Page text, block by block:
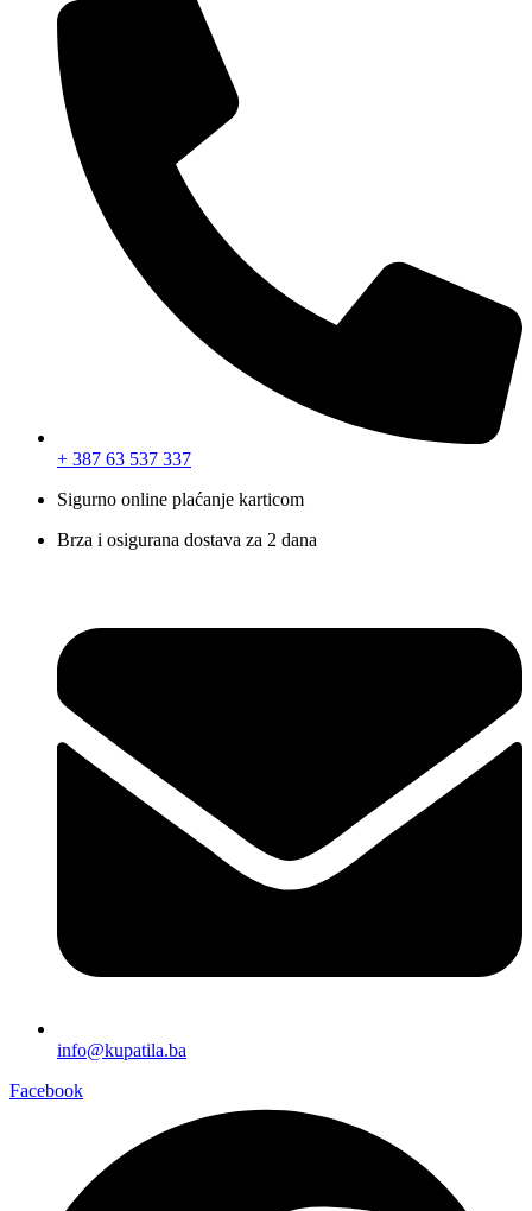
+ 387 63 537 337
Sigurno online plaćanje karticom
Brza i osigurana dostava za 2 dana
info@kupatila.ba
Facebook